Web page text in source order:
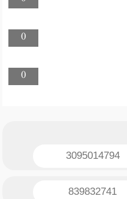
0
0
3095014794
839832741